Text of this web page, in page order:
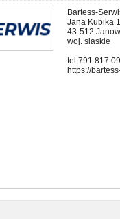
Bartess-
Jana Kubika 1
43-512
woj. slaskie
tel 791 817
https://